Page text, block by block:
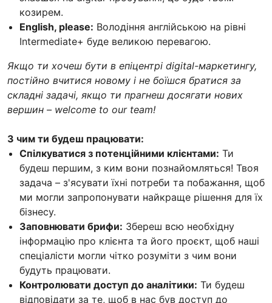
козирем.
English, please: Володіння англійською на рівні
Intermediate+ буде великою перевагою.
Якщо ти хочеш бути в епіцентрі digital-маркетингу,
постійно вчитися новому і не боїшся братися за
складні задачі, якщо ти прагнеш досягати нових
вершин – welcome to our team!
З чим ти будеш працювати:
Спілкуватися з потенційними клієнтами: Ти
будеш першим, з ким вони познайомляться! Твоя
задача – з'ясувати їхні потреби та побажання, щоб
ми могли запропонувати найкраще рішення для їх
бізнесу.
Заповнювати брифи: Збереш всю необхідну
інформацію про клієнта та його проєкт, щоб наші
спеціалісти могли чітко розуміти з чим вони
будуть працювати.
Контролювати доступ до аналітики: Ти будеш
відповідати за те, щоб в нас був доступ до